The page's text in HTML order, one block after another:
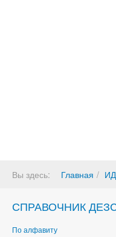
Вы здесь: Главная
СПРАВОЧНИК
По алфавиту